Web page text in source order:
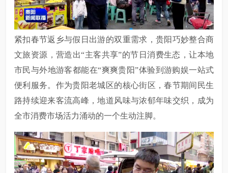
紧扣春节返乡与假日出游的双重需求，贵阳巧妙整合商
文旅资源，营造出“主客共享”的节日消费生态，让本地
市民与外地游客都能在“爽爽贵阳”体验到游购娱一站式
便利服务。作为贵阳老城区的核心街区，春节期间民生
路持续迎来客流高峰，地道风味与浓郁年味交织，成为
全市消费市场活力涌动的一个生动注脚。